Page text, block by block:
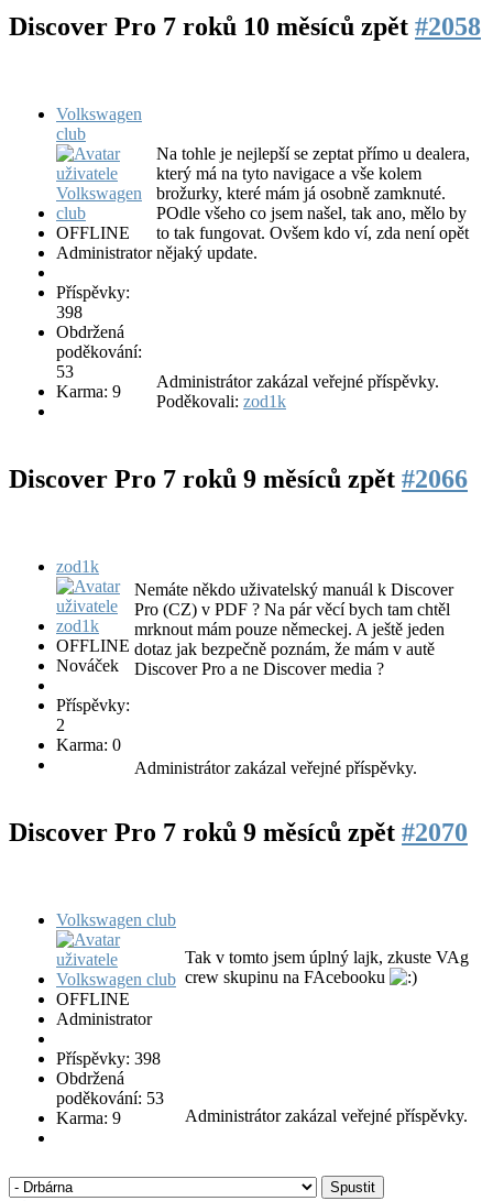
Discover Pro 7 roků 10 měsíců zpět #2058
Volkswagen
club
OFFLINE
Administrator
Příspěvky:
398
Obdržená
poděkování:
53
Karma: 9
Na tohle je nejlepší se zeptat přímo u dealera,
který má na tyto navigace a vše kolem
brožurky, které mám já osobně zamknuté.
POdle všeho co jsem našel, tak ano, mělo by
to tak fungovat. Ovšem kdo ví, zda není opět
nějaký update.
Administrátor zakázal veřejné příspěvky.
Poděkovali: zod1k
Discover Pro 7 roků 9 měsíců zpět #2066
zod1k
OFFLINE
Nováček
Příspěvky:
2
Karma: 0
Nemáte někdo uživatelský manuál k Discover
Pro (CZ) v PDF ? Na pár věcí bych tam chtěl
mrknout mám pouze německej. A ještě jeden
dotaz jak bezpečně poznám, že mám v autě
Discover Pro a ne Discover media ?
Administrátor zakázal veřejné příspěvky.
Discover Pro 7 roků 9 měsíců zpět #2070
Volkswagen club
OFFLINE
Administrator
Příspěvky: 398
Obdržená
poděkování: 53
Karma: 9
Tak v tomto jsem úplný lajk, zkuste VAg
crew skupinu na FAcebooku
Administrátor zakázal veřejné příspěvky.